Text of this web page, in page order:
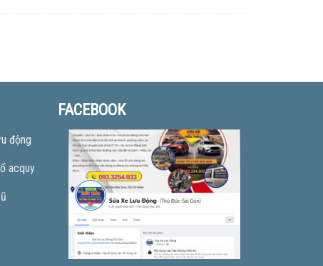
động
acquy
FACEBOOK